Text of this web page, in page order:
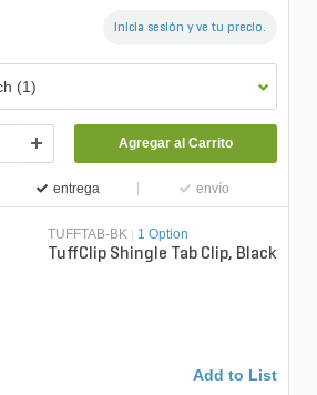
Inicia sesión y ve tu precio.
(1)
Agregar al Carrito
entrega envío
TUFFTAB-BK 1 Option
TuffClip Shingle Tab Clip, Black
Add to List